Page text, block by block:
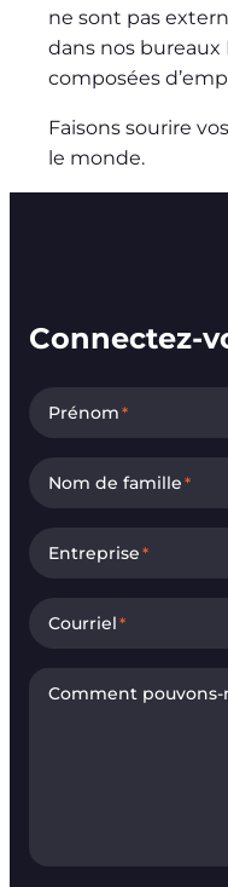
ne sont pas
dans nos bureaux
composées
Faisons sourire
le monde.
Connectez-
Prénom*
Nom de famille*
Entreprise*
Courriel*
Comment pouvons-